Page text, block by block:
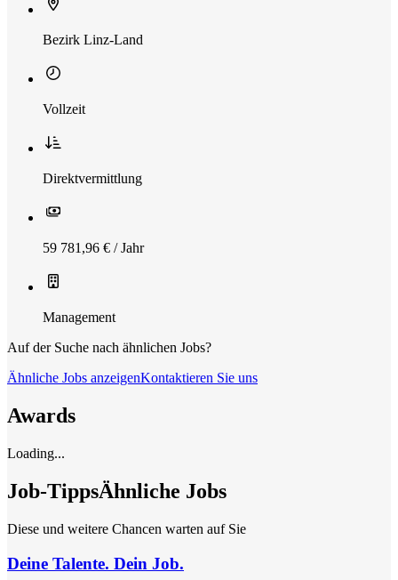
Bezirk Linz-Land
Vollzeit
Direktvermittlung
59 781,96 € / Jahr
Management
Auf der Suche nach ähnlichen Jobs?
Ähnliche Jobs anzeigenKontaktieren Sie uns
Awards
Loading...
Job-TippsÄhnliche Jobs
Diese und weitere Chancen warten auf Sie
Deine Talente. Dein Job.